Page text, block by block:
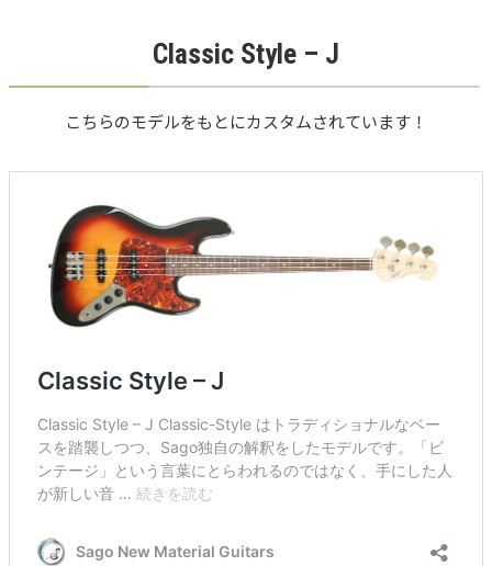
Classic Style – J
こちらのモデルをもとにカスタムされています！